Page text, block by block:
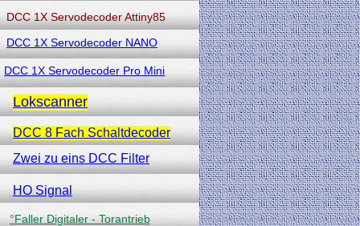
DCC 1X Servodecoder Attiny85
DCC 1X Servodecoder NANO
DCC 1X Servodecoder Pro Mini
Lokscanner
DCC 8 Fach Schaltdecoder
Zwei zu eins DCC Filter
HO Signal
°Faller Digitaler - Torantrieb